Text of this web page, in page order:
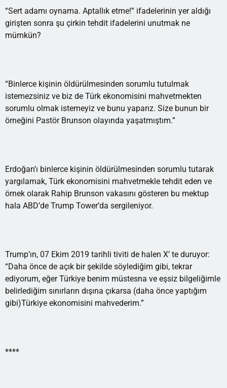
“Sert adamı oynama. Aptallık etme!” ifadelerinin yer aldığı
girişten sonra şu çirkin tehdit ifadelerini unutmak ne
mümkün?
“Binlerce kişinin öldürülmesinden sorumlu tutulmak
istemezsiniz ve biz de Türk ekonomisini mahvetmekten
sorumlu olmak istemeyiz ve bunu yaparız. Size bunun bir
örneğini Pastör Brunson olayında yaşatmıştım.”
Erdoğan’ı binlerce kişinin öldürülmesinden sorumlu tutarak
yargılamak, Türk ekonomisini mahvetmekle tehdit eden ve
örnek olarak Rahip Brunson vakasını gösteren bu mektup
hala ABD’de Trump Tower’da sergileniyor.
Trump’ın, 07 Ekim 2019 tarihli tiviti de halen X’ te duruyor:
“Daha önce de açık bir şekilde söylediğim gibi, tekrar
ediyorum, eğer Türkiye benim müstesna ve eşsiz bilgeliğimle
belirlediğim sınırların dışına çıkarsa (daha önce yaptığım
gibi)Türkiye ekonomisini mahvederim.”
****